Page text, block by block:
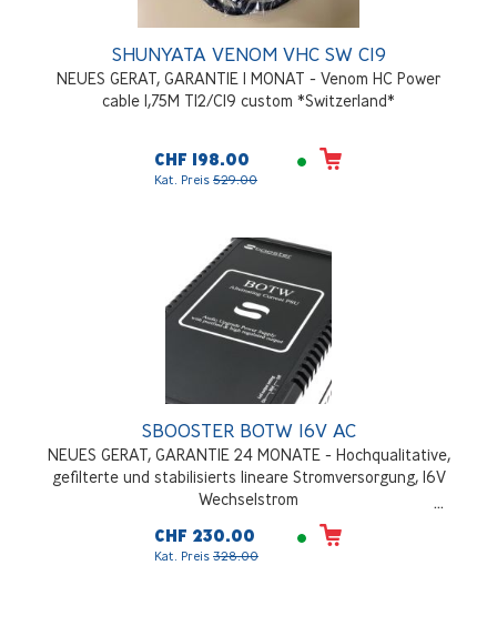
SHUNYATA VENOM VHC SW C19
NEUES GERAT, GARANTIE 1 MONAT - Venom HC Power
cable 1,75M T12/C19 custom *Switzerland*
CHF 198.00
Kat. Preis 529.00
SBOOSTER BOTW 16V AC
NEUES GERAT, GARANTIE 24 MONATE - Hochqualitative,
gefilterte und stabilisierts lineare Stromversorgung, 16V
Wechselstrom
CHF 230.00
Kat. Preis 328.00